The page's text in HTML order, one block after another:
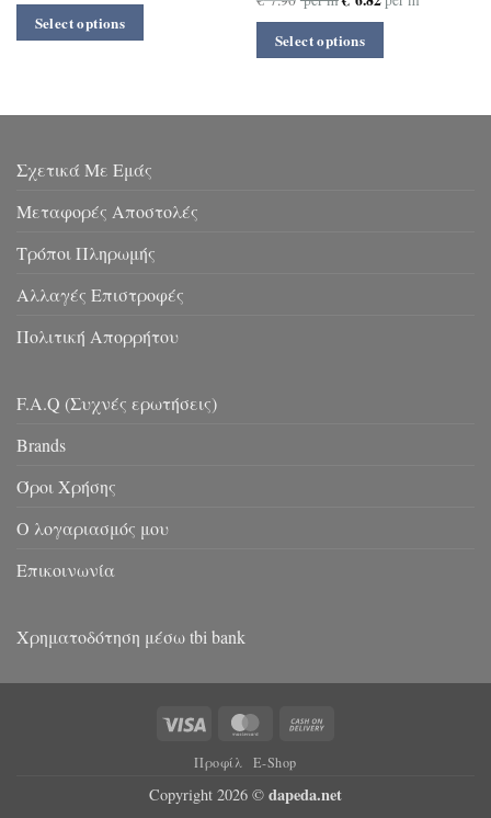
Select options
Select options
Σχετικά Με Εμάς
Μεταφορές Αποστολές
Τρόποι Πληρωμής
Αλλαγές Επιστροφές
Πολιτική Απορρήτου
F.A.Q (Συχνές ερωτήσεις)
Brands
Όροι Χρήσης
Ο λογαριασμός μου
Επικοινωνία
Χρηματοδότηση μέσω tbi bank
Visa MasterCard
Προφίλ E-Shop
Copyright 2026 © dapeda.net